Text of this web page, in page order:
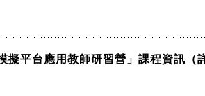
擬平台應用教師研習營」課程資訊